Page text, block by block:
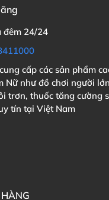
đêm 24/24
cấp các sản phẩm
Nữ như đồ chơi người
trơn, thuốc tăng cường
tín tại Việt Nam